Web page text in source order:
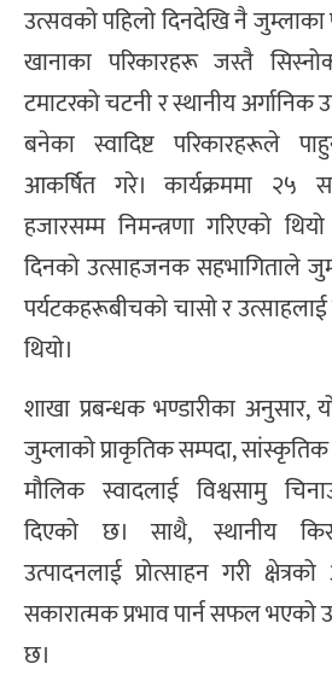
उत्सवको पहिलो दिनदेखि नै जुम्लाका
खानाका परिकारहरू जस्तै
टमाटरको चटनी र स्थानीय अर्गानिक
बनेका स्वादिष्ट परिकारहरूले
आकर्षित गरे। कार्यक्रममा २५
हजारसम्म निमन्त्रणा गरिएको
दिनको उत्साहजनक सहभागिताले
पर्यटकहरूबीचको चासो र उत्साहलाई
थियो।
शाखा प्रबन्धक भण्डारीका अनुसार,
जुम्लाको प्राकृतिक सम्पदा,
मौलिक स्वादलाई विश्वसामु
दिएको छ। साथै, स्थानीय
उत्पादनलाई प्रोत्साहन गरी क्षेत्रको
सकारात्मक प्रभाव पार्न सफल भएको
छ।